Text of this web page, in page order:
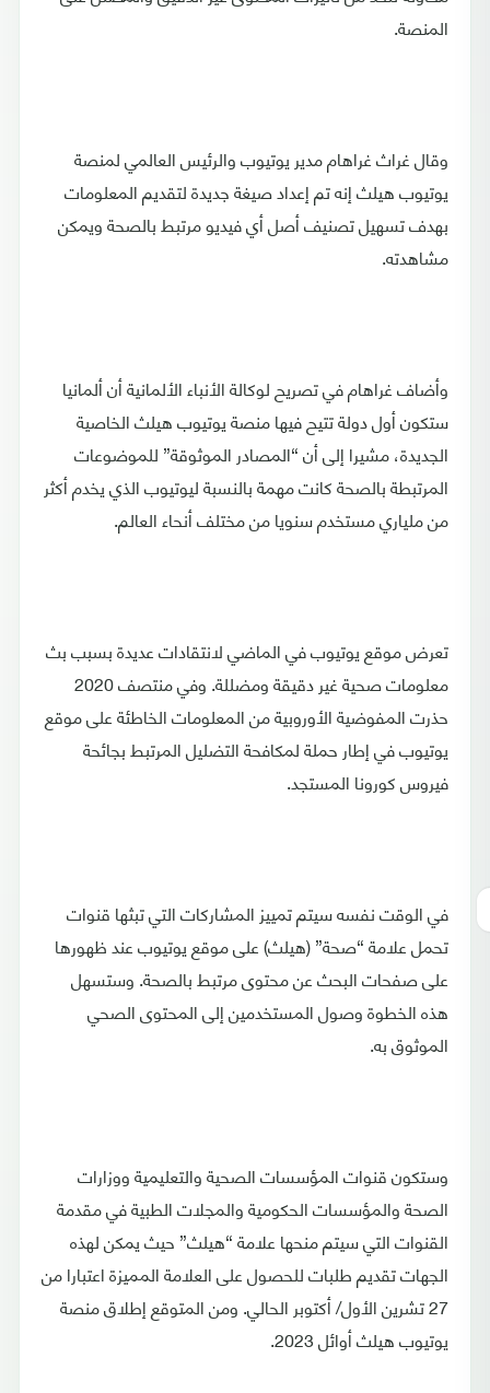
المنصة.
وقال غراث غراهام مدير يوتيوب والرئيس العالمي لمنصة
يوتيوب هيلث إنه تم إعداد صيغة جديدة لتقديم المعلومات
بهدف تسهيل تصنيف أصل أي فيديو مرتبط بالصحة ويمكن
مشاهدته.
وأضاف غراهام في تصريح لوكالة الأنباء الألمانية أن ألمانيا
ستكون أول دولة تتيح فيها منصة يوتيوب هيلث الخاصية
الجديدة، مشيرا إلى أن “المصادر الموثوقة” للموضوعات
المرتبطة بالصحة كانت مهمة بالنسبة ليوتيوب الذي يخدم أكثر
من ملياري مستخدم سنويا من مختلف أنحاء العالم.
تعرض موقع يوتيوب في الماضي لانتقادات عديدة بسبب بث
معلومات صحية غير دقيقة ومضللة. وفي منتصف 2020
حذرت المفوضية الأوروبية من المعلومات الخاطئة على موقع
يوتيوب في إطار حملة لمكافحة التضليل المرتبط بجائحة
فيروس كورونا المستجد.
في الوقت نفسه سيتم تمييز المشاركات التي تبثها قنوات
تحمل علامة “صحة” (هيلث) على موقع يوتيوب عند ظهورها
على صفحات البحث عن محتوى مرتبط بالصحة. وستسهل
هذه الخطوة وصول المستخدمين إلى المحتوى الصحي
الموثوق به.
وستكون قنوات المؤسسات الصحية والتعليمية ووزارات
الصحة والمؤسسات الحكومية والمجلات الطبية في مقدمة
القنوات التي سيتم منحها علامة “هيلث” حيث يمكن لهذه
الجهات تقديم طلبات للحصول على العلامة المميزة اعتبارا من
27 تشرين الأول/ أكتوبر الحالي. ومن المتوقع إطلاق منصة
يوتيوب هيلث أوائل 2023.